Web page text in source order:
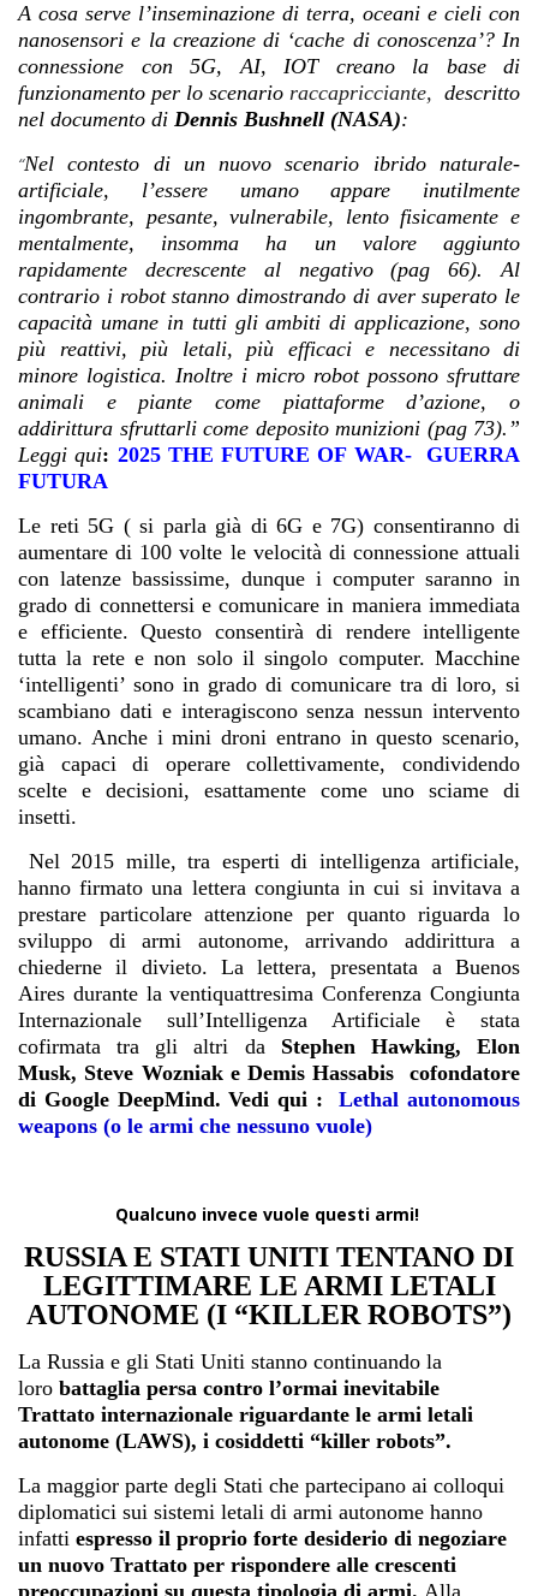
A cosa serve l’inseminazione di terra, oceani e cieli con
nanosensori e la creazione di ‘cache di conoscenza’? In
connessione con 5G, AI, IOT creano la base di
funzionamento per lo scenario raccapricciante, descritto
nel documento di Dennis Bushnell (NASA):
“Nel contesto di un nuovo scenario ibrido naturale-
artificiale, l’essere umano appare inutilmente
ingombrante, pesante, vulnerabile, lento fisicamente e
mentalmente, insomma ha un valore aggiunto
rapidamente decrescente al negativo (pag 66). Al
contrario i robot stanno dimostrando di aver superato le
capacità umane in tutti gli ambiti di applicazione, sono
più reattivi, più letali, più efficaci e necessitano di
minore logistica. Inoltre i micro robot possono sfruttare
animali e piante come piattaforme d’azione, o
addirittura sfruttarli come deposito munizioni (pag 73).”
Leggi qui: 2025 THE FUTURE OF WAR- GUERRA
FUTURA
Le reti 5G ( si parla già di 6G e 7G) consentiranno di
aumentare di 100 volte le velocità di connessione attuali
con latenze bassissime, dunque i computer saranno in
grado di connettersi e comunicare in maniera immediata
e efficiente. Questo consentirà di rendere intelligente
tutta la rete e non solo il singolo computer. Macchine
‘intelligenti’ sono in grado di comunicare tra di loro, si
scambiano dati e interagiscono senza nessun intervento
umano. Anche i mini droni entrano in questo scenario,
già capaci di operare collettivamente, condividendo
scelte e decisioni, esattamente come uno sciame di
insetti.
Nel 2015 mille, tra esperti di intelligenza artificiale,
hanno firmato una lettera congiunta in cui si invitava a
prestare particolare attenzione per quanto riguarda lo
sviluppo di armi autonome, arrivando addirittura a
chiederne il divieto. La lettera, presentata a Buenos
Aires durante la ventiquattresima Conferenza Congiunta
Internazionale sull’Intelligenza Artificiale è stata
cofirmata tra gli altri da Stephen Hawking, Elon
Musk, Steve Wozniak e Demis Hassabis cofondatore
di Google DeepMind. Vedi qui :
Lethal autonomous
weapons (o le armi che nessuno vuole)
Qualcuno invece vuole questi armi!
RUSSIA E STATI UNITI TENTANO DI
LEGITTIMARE LE ARMI LETALI
AUTONOME (I “KILLER ROBOTS”)
La Russia e gli Stati Uniti stanno continuando la
loro battaglia persa contro l’ormai inevitabile
Trattato internazionale riguardante le armi letali
autonome (LAWS), i cosiddetti “killer robots”.
La maggior parte degli Stati che partecipano ai colloqui
diplomatici sui sistemi letali di armi autonome hanno
infatti espresso il proprio forte desiderio di negoziare
un nuovo Trattato per rispondere alle crescenti